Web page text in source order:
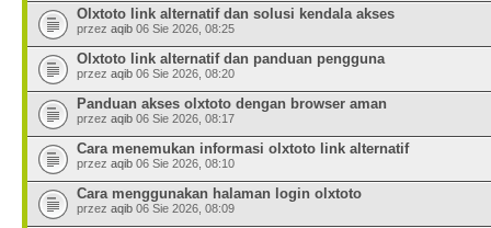
Olxtoto link alternatif dan solusi kendala akses
przez aqib 06 Sie 2026, 08:25
Olxtoto link alternatif dan panduan pengguna
przez aqib 06 Sie 2026, 08:20
Panduan akses olxtoto dengan browser aman
przez aqib 06 Sie 2026, 08:17
Cara menemukan informasi olxtoto link alternatif
przez aqib 06 Sie 2026, 08:10
Cara menggunakan halaman login olxtoto
przez aqib 06 Sie 2026, 08:09